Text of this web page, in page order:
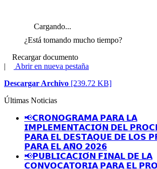
Cargando...
¿Está tomando mucho tiempo?
Recargar documento
|
Abrir en nueva pestaña
Descargar Archivo [239.72 KB]
Últimas Noticias
📢𝗖𝗥𝗢𝗡𝗢𝗚𝗥𝗔𝗠𝗔 𝗣𝗔𝗥𝗔 𝗟𝗔
𝗜𝗠𝗣𝗟𝗘𝗠𝗘𝗡𝗧𝗔𝗖𝗜𝗢́𝗡 𝗗𝗘𝗟
𝗣𝗔𝗥𝗔 𝗘𝗟 𝗗𝗘𝗦𝗧𝗔𝗤𝗨𝗘 𝗗𝗘 𝗟𝗢𝗦
𝗣𝗔𝗥𝗔 𝗘𝗟 𝗔𝗡̃𝗢 𝟮𝟬𝟮𝟲
📢𝗣𝗨𝗕𝗟𝗜𝗖𝗔𝗖𝗜𝗢́𝗡 𝗙𝗜𝗡𝗔𝗟 𝗗𝗘 𝗟𝗔
𝗖𝗢𝗡𝗩𝗢𝗖𝗔𝗧𝗢𝗥𝗜𝗔 𝗣𝗔𝗥𝗔 𝗘𝗟